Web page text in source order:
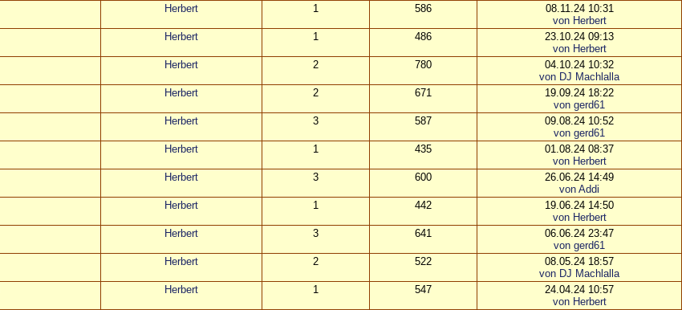
Herbert 1 586
08.11.24 10:31
von Herbert
Herbert 1 486
23.10.24 09:13
von Herbert
Herbert 2 780
04.10.24 10:32
von DJ Machlalla
Herbert 2 671
19.09.24 18:22
von gerd61
Herbert 3 587
09.08.24 10:52
von gerd61
Herbert 1 435
01.08.24 08:37
von Herbert
Herbert 3 600
26.06.24 14:49
von Addi
Herbert 1 442
19.06.24 14:50
von Herbert
Herbert 3 641
06.06.24 23:47
von gerd61
Herbert 2 522
08.05.24 18:57
von DJ Machlalla
Herbert 1 547
24.04.24 10:57
von Herbert